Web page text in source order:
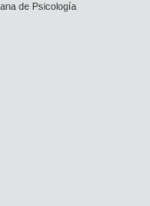
de Psicología